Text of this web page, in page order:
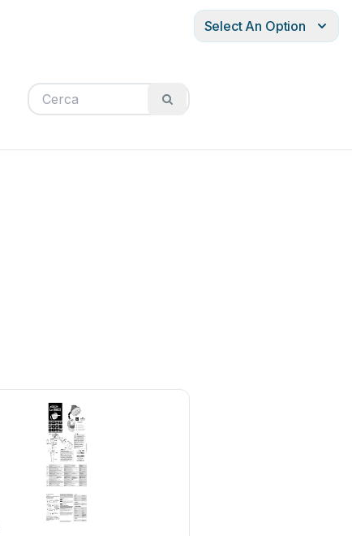
Select An Option